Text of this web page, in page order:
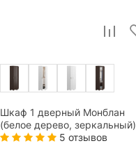
Шкаф 1 дверный Монблан
(белое дерево, зеркальный)
5 отзывов